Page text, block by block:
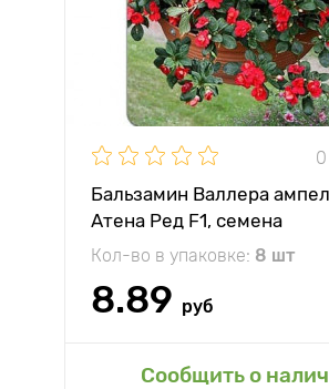
Бальзамин Валлера
Атена Ред F1, семена
Кол-во в упаковке: 8 шт
8.89 руб
Сообщить о